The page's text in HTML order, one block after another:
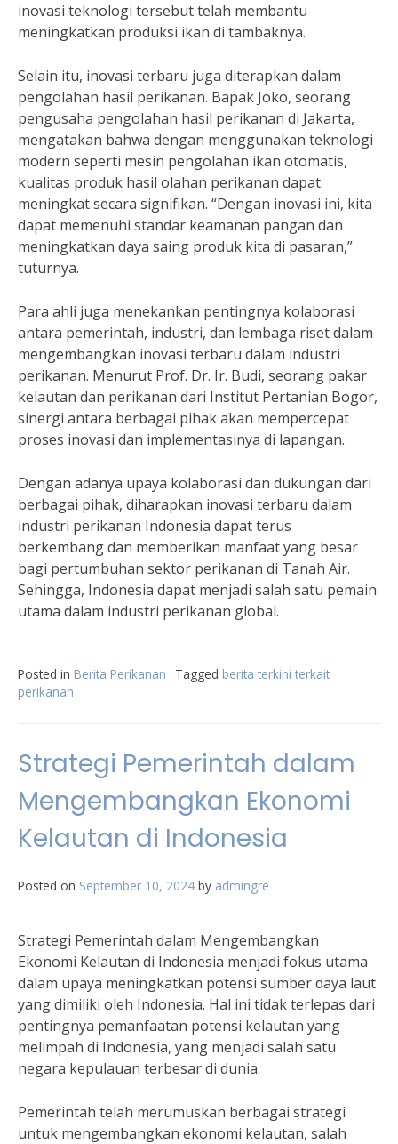
inovasi teknologi tersebut telah membantu
meningkatkan produksi ikan di tambaknya.
Selain itu, inovasi terbaru juga diterapkan dalam
pengolahan hasil perikanan. Bapak Joko, seorang
pengusaha pengolahan hasil perikanan di Jakarta,
mengatakan bahwa dengan menggunakan teknologi
modern seperti mesin pengolahan ikan otomatis,
kualitas produk hasil olahan perikanan dapat
meningkat secara signifikan. “Dengan inovasi ini, kita
dapat memenuhi standar keamanan pangan dan
meningkatkan daya saing produk kita di pasaran,”
tuturnya.
Para ahli juga menekankan pentingnya kolaborasi
antara pemerintah, industri, dan lembaga riset dalam
mengembangkan inovasi terbaru dalam industri
perikanan. Menurut Prof. Dr. Ir. Budi, seorang pakar
kelautan dan perikanan dari Institut Pertanian Bogor,
sinergi antara berbagai pihak akan mempercepat
proses inovasi dan implementasinya di lapangan.
Dengan adanya upaya kolaborasi dan dukungan dari
berbagai pihak, diharapkan inovasi terbaru dalam
industri perikanan Indonesia dapat terus
berkembang dan memberikan manfaat yang besar
bagi pertumbuhan sektor perikanan di Tanah Air.
Sehingga, Indonesia dapat menjadi salah satu pemain
utama dalam industri perikanan global.
Posted in Berita Perikanan Tagged berita terkini terkait
perikanan
Strategi Pemerintah dalam
Mengembangkan Ekonomi
Kelautan di Indonesia
Posted on September 10, 2024 by admingre
Strategi Pemerintah dalam Mengembangkan
Ekonomi Kelautan di Indonesia menjadi fokus utama
dalam upaya meningkatkan potensi sumber daya laut
yang dimiliki oleh Indonesia. Hal ini tidak terlepas dari
pentingnya pemanfaatan potensi kelautan yang
melimpah di Indonesia, yang menjadi salah satu
negara kepulauan terbesar di dunia.
Pemerintah telah merumuskan berbagai strategi
untuk mengembangkan ekonomi kelautan, salah